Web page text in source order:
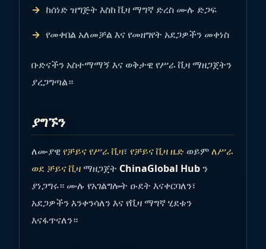
ከሰነድ ዝግጅት እስከ ቪዛ ማግኛ ድረስ ሙሉ ድጋፍ
የመቀበል አለመቻል እና የመዘግየት አደጋዎችን መቀነስ
ቡድናችን አስተማማኝ እና ወቅታዊ የሥራ ቪዛ ማዘጋጀትን
ያረጋግጣል።
ያግኙን
ለሙያዊየቻይና የሥራ ቪዛ፣ የቻይና ቪዛ ዜድ ወይምለሥራ
ወደ ቻይና ቪዛማዘጋጀት ChinaGlobal Hub ን
ያነጋግሩ። ሙሉ የአገልግሎት ዑደት እናቀርባለን፣
አደጋዎችን እንቀንሳለን እና የቪዛ ማግኛ ሂደቱን
እናፋጥናለን።